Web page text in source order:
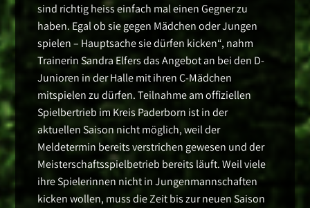
sind richtig heiss einfach mal einen Gegner zu
haben. Egal ob sie gegen Mädchen oder Jungen
spielen – Hauptsache sie dürfen kicken“, nahm
Trainerin Sandra Elfers das Angebot an bei den D-
Junioren in der Halle mit ihren C-Mädchen
mitspielen zu dürfen. Teilnahme am offiziellen
Spielbertrieb im Kreis Paderborn ist in der
aktuellen Saison nicht möglich, weil der
Meldetermin bereits verstrichen gewesen und der
Meisterschaftsspielbetrieb bereits läuft. Weil viele
ihre Spielerinnen nicht in Jungenmannschaften
kicken wollen, muss die Zeit bis zur neuen Saison